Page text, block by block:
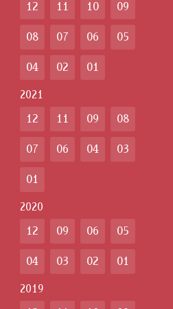
12 11 10 09
08 07 06 05
04 02 01
2021
12 11 09 08
07 06 04 03
01
2020
12 09 06 05
04 03 02 01
2019